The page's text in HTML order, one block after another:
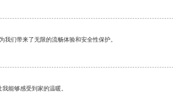
我们带来了无限的流畅体验和安全性保护。
能够感受到家的温暖。